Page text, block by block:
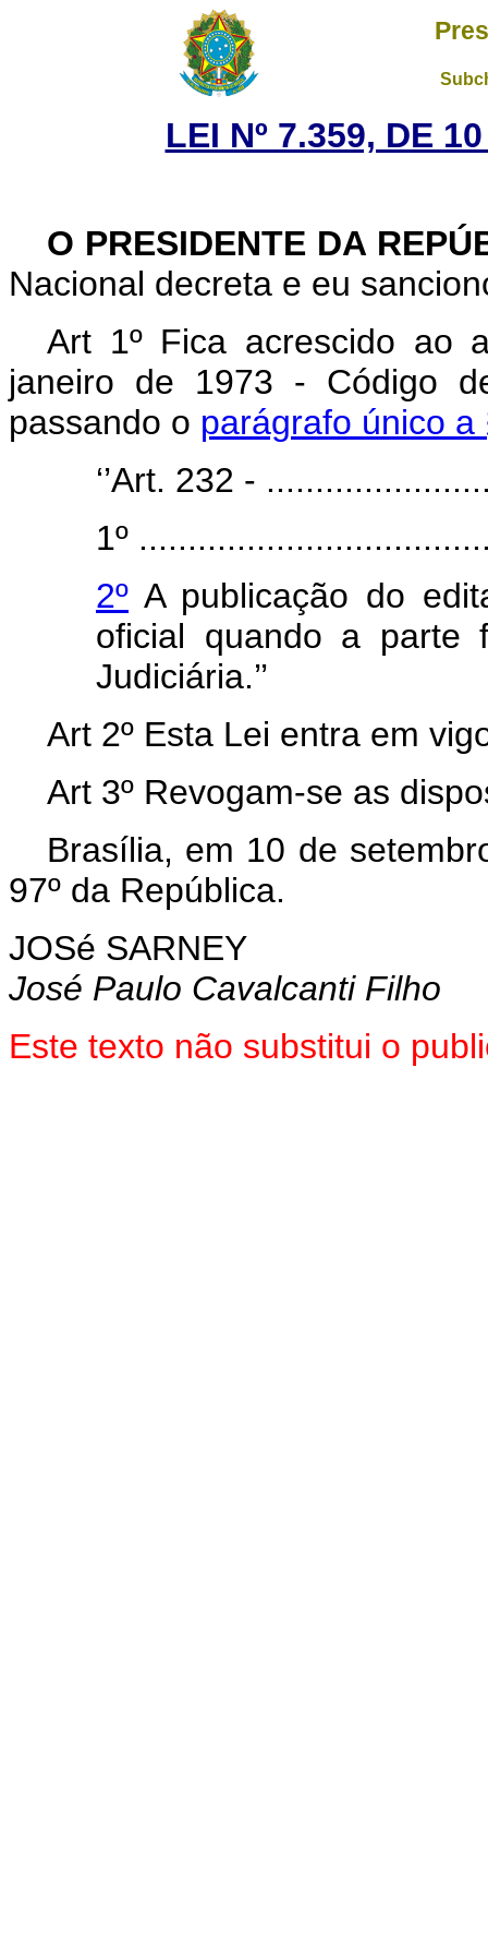
LEI Nº 7.359, DE
O PRESIDENTE DA
Nacional decreta e eu
Art 1º Fica acrescido ao
janeiro de 1973 - Código
passando o parágrafo único a
‘’Art. 232 -
1º
2º A publicação do
oficial quando a parte
Judiciária.’’
Art 2º Esta Lei entra em
Art 3º Revogam-se as
Brasília, em 10 de
97º da República.
JOSé SARNEY
José Paulo Cavalcanti Filho
Este texto não substitui o